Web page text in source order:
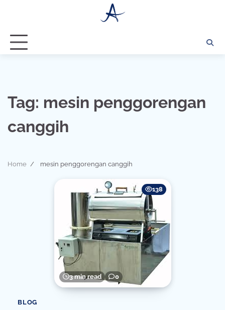
Tag: mesin penggorengan
canggih
Home mesin penggorengan canggih
3 min read 0
138
BLOG